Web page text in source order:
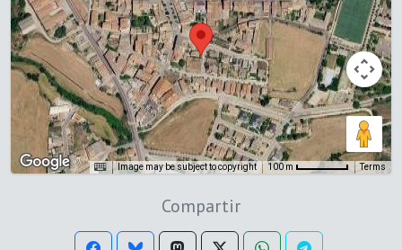
Image may be subject to copyright 100 m Terms
Compartir